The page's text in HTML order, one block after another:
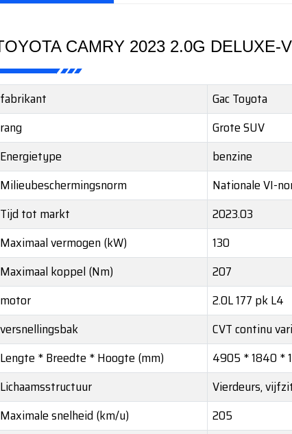
CAMRY 2023 2.0G DELUXE-
fabrikant
Gac Toyota
rang
Grote SUV
Energietype
benzine
Milieubeschermingsnorm
Nationale VI-
Tijd tot markt
2023.03
Maximaal vermogen (kW)
130
Maximaal koppel (Nm)
207
motor
2.0L 177 pk L4
versnellingsbak
CVT continu
Lengte * Breedte * Hoogte (mm)
4905 * 1840 *
Lichaamsstructuur
Vierdeurs,
Maximale snelheid (km/u)
205